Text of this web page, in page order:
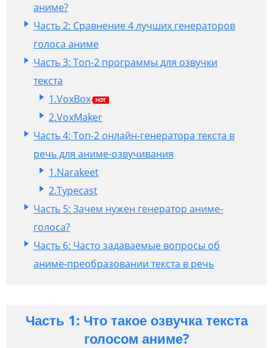
аниме?
Часть 2: Сравнение 4 лучших генераторов
голоса аниме
Часть 3: Топ-2 программы для озвучки
текста
1.VoxBox
2.VoxMaker
Часть 4: Топ-2 онлайн-генератора текста в
речь для аниме-озвучивания
1.Narakeet
2.Typecast
Часть 5: Зачем нужен генератор аниме-
голоса?
Часть 6: Часто задаваемые вопросы об
аниме-преобразовании текста в речь
Часть 1: Что такое озвучка текста
голосом аниме?